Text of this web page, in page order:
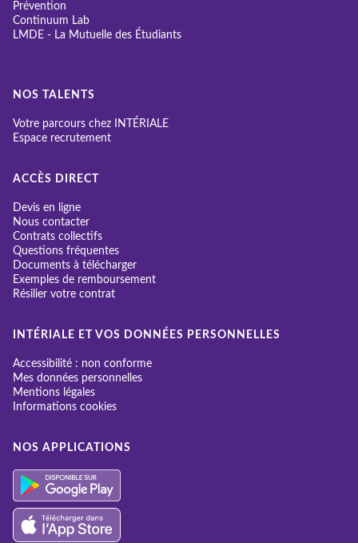
Prévention
Continuum Lab
LMDE - La Mutuelle des Étudiants
NOS TALENTS
Votre parcours chez INTÉRIALE
Espace recrutement
ACCÈS DIRECT
Devis en ligne
Nous contacter
Contrats collectifs
Questions fréquentes
Documents à télécharger
Exemples de remboursement
Résilier votre contrat
INTÉRIALE ET VOS DONNÉES PERSONNELLES
Accessibilité : non conforme
Mes données personnelles
Mentions légales
Informations cookies
NOS APPLICATIONS